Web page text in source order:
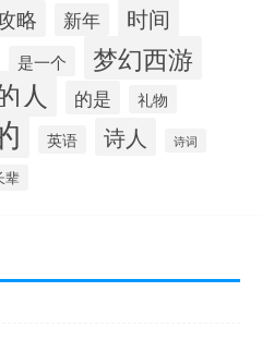
略 新年 时间
是一个 梦幻西游
人 的是 礼物
英语 诗人 诗词
辈